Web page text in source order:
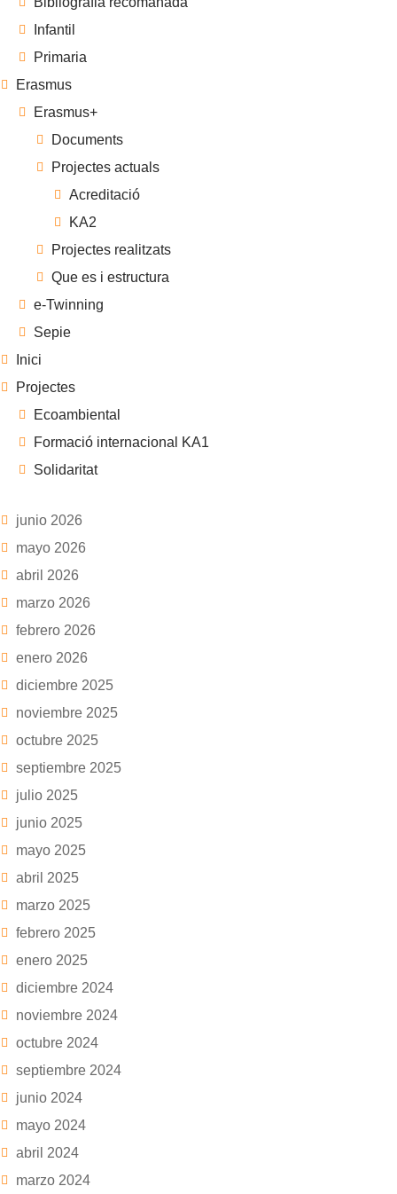
Infantil
Primaria
Erasmus
Erasmus+
Documents
Projectes actuals
Acreditació
KA2
Projectes realitzats
Que es i estructura
e-Twinning
Sepie
Inici
Projectes
Ecoambiental
Formació internacional KA1
Solidaritat
junio 2026
mayo 2026
abril 2026
marzo 2026
febrero 2026
enero 2026
diciembre 2025
noviembre 2025
octubre 2025
septiembre 2025
julio 2025
junio 2025
mayo 2025
abril 2025
marzo 2025
febrero 2025
enero 2025
diciembre 2024
noviembre 2024
octubre 2024
septiembre 2024
junio 2024
mayo 2024
abril 2024
marzo 2024